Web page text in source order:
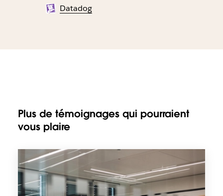
Datadog
Plus de témoignages qui pourraient
vous plaire